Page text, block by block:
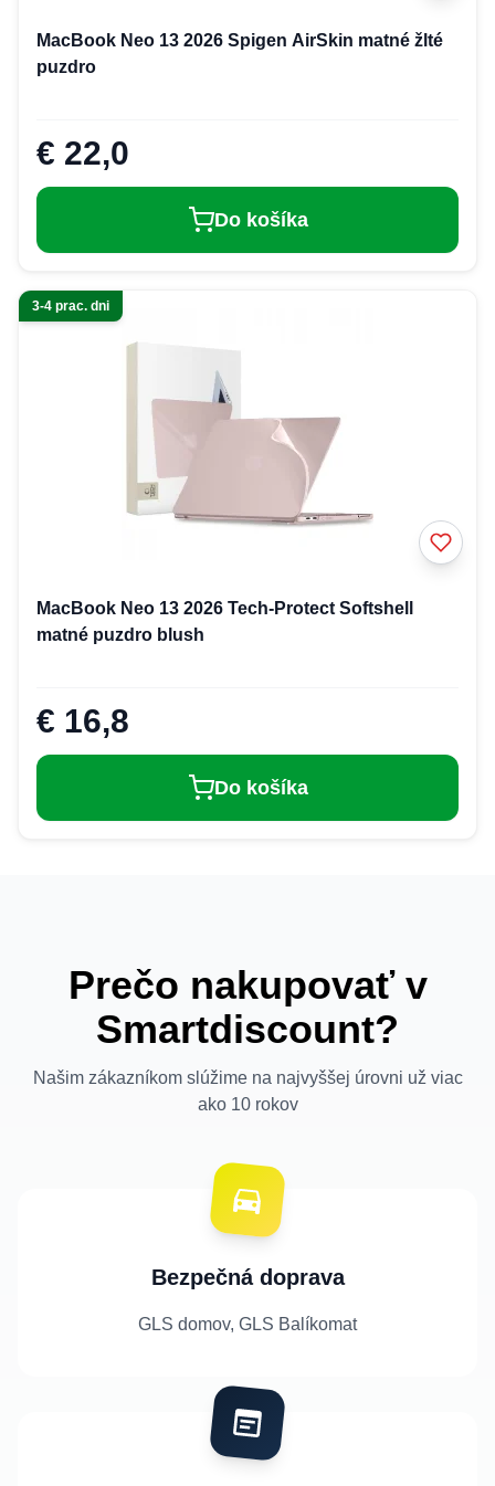
MacBook Neo 13 2026 Spigen AirSkin matné žlté
puzdro
€ 22,0
Do košíka
3-4 prac. dni
MacBook Neo 13 2026 Tech-Protect Softshell
matné puzdro blush
€ 16,8
Do košíka
Prečo nakupovať v
Smartdiscount?
Našim zákazníkom slúžime na najvyššej úrovni už viac
ako 10 rokov
Bezpečná doprava
GLS domov, GLS Balíkomat